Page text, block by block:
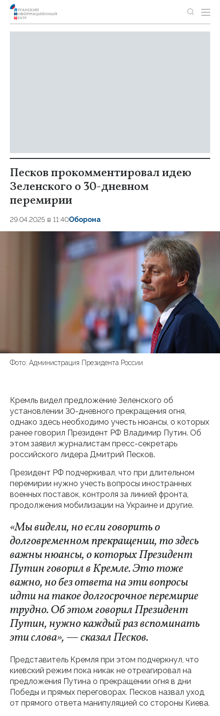
Песков прокомментировал идею
Зеленского о 30-дневном
перемирии
29.04.2025 в 11:40Оборона
Фото: Администрация Президента России
Кремль видел предложение Зеленского об
установлении 30-дневного прекращения огня,
однако здесь необходимо учесть нюансы, о которых
ранее говорил Президент РФ Владимир Путин. Об
этом заявил журналистам пресс-секретарь
российского лидера Дмитрий Песков.
Президент РФ подчеркивал, что при длительном
перемирии нужно учесть вопросы иностранных
военных поставок, контроля за линией фронта,
продолжения мобилизации на Украине и другие.
«Мы видели, но если говорить о
долговременном прекращении, то здесь
важны нюансы, о которых Президент
Путин говорил в Кремле. Это тоже
важно, но без ответа на эти вопросы
идти на такое долгосрочное перемирие
трудно. Об этом говорил Президент
Путин, нужно каждый раз вспоминать
эти слова», — сказал Песков.
Представитель Кремля при этом подчеркнул, что
киевский режим пока никак не отреагировал на
предложения Путина о прекращении огня в дни
Победы и прямых переговорах. Песков назвал уход
от прямого ответа манипуляцией со стороны Киева.